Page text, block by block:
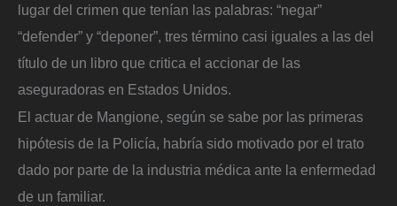
lugar del crimen que tenían las palabras: “negar”
“defender” y “deponer”, tres término casi iguales a las del
título de un libro que critica el accionar de las
aseguradoras en Estados Unidos.
El actuar de Mangione, según se sabe por las primeras
hipótesis de la Policía, habría sido motivado por el trato
dado por parte de la industria médica ante la enfermedad
de un familiar.